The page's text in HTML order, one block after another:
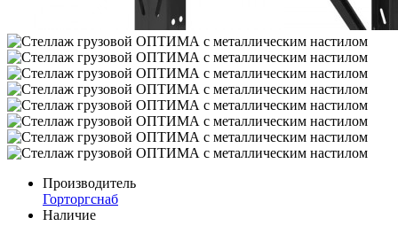
Производитель
Горторгснаб
Наличие